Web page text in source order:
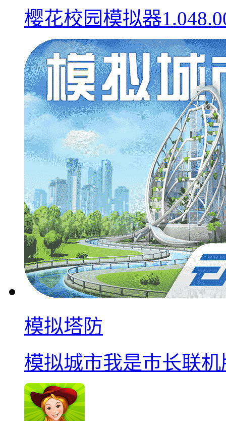
樱花校园模拟器
模拟塔防
模拟城市我是巿长联机